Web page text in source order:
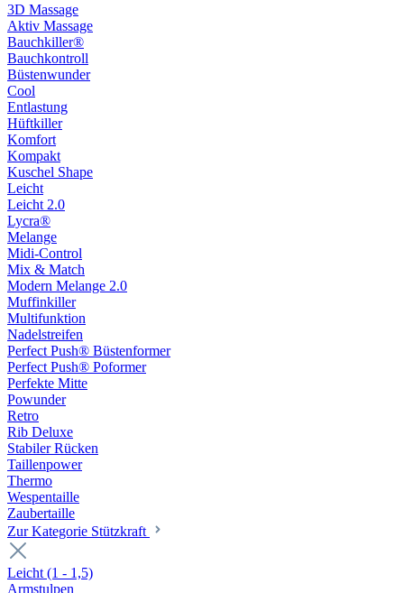
3D Massage
Aktiv Massage
Bauchkiller®
Bauchkontroll
Büstenwunder
Cool
Entlastung
Hüftkiller
Komfort
Kompakt
Kuschel Shape
Leicht
Leicht 2.0
Lycra®
Melange
Midi-Control
Mix & Match
Modern Melange 2.0
Muffinkiller
Multifunktion
Nadelstreifen
Perfect Push® Büstenformer
Perfect Push® Poformer
Perfekte Mitte
Powunder
Retro
Rib Deluxe
Stabiler Rücken
Taillenpower
Thermo
Wespentaille
Zaubertaille
Zur Kategorie Stützkraft
Leicht (1 - 1,5)
Armstulpen